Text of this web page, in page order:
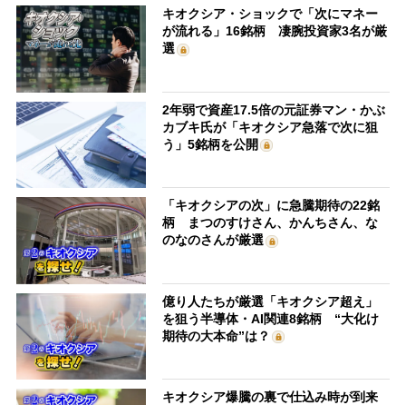
キオクシア・ショックで「次にマネー
が流れる」16銘柄 凄腕投資家3名が厳
選
2年弱で資産17.5倍の元証券マン・かぶ
カブキ氏が「キオクシア急落で次に狙
う」5銘柄を公開
「キオクシアの次」に急騰期待の22銘
柄 まつのすけさん、かんちさん、な
のなのさんが厳選
億り人たちが厳選「キオクシア超え」
を狙う半導体・AI関連8銘柄 “大化け
期待の大本命”は？
キオクシア爆騰の裏で仕込み時が到来